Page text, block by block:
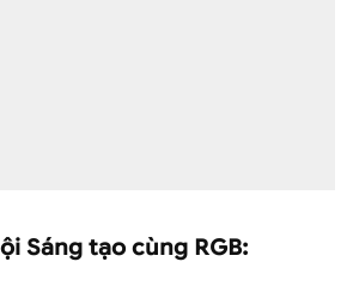
Sáng tạo cùng RGB: